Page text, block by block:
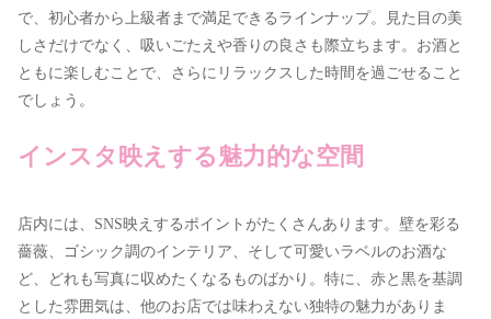
で、初心者から上級者まで満足できるラインナップ。見た目の美
しさだけでなく、吸いごたえや香りの良さも際立ちます。お酒と
ともに楽しむことで、さらにリラックスした時間を過ごせること
でしょう。
インスタ映えする魅力的な空間
店内には、SNS映えするポイントがたくさんあります。壁を彩る
薔薇、ゴシック調のインテリア、そして可愛いラベルのお酒な
ど、どれも写真に収めたくなるものばかり。特に、赤と黒を基調
とした雰囲気は、他のお店では味わえない独特の魅力がありま